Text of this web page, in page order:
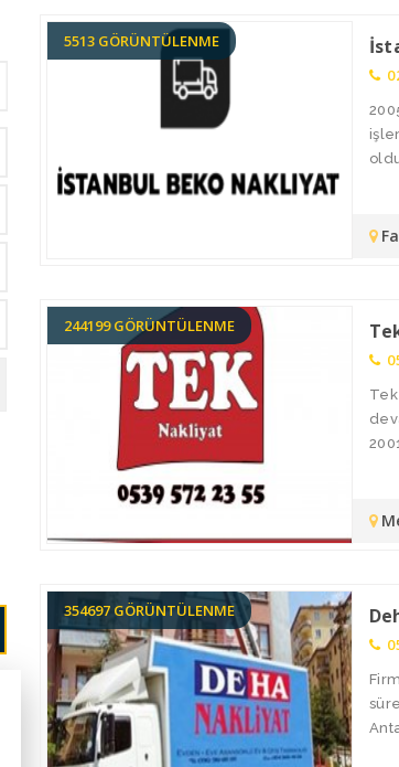
5513 GÖRÜNTÜLENME
244199 GÖRÜNTÜLENME
354697 GÖRÜNTÜLENME